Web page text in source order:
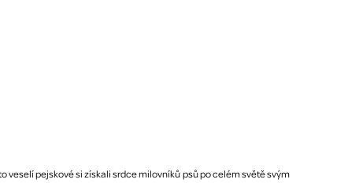
pejskové si získali srdce milovníků psů po celém světě svým